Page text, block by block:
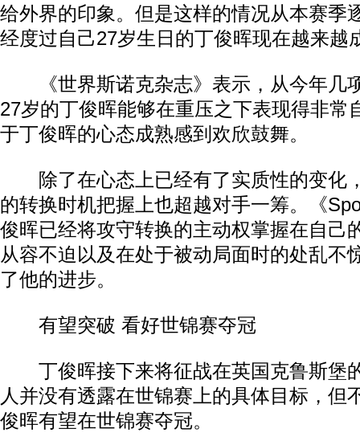
给外界的印象。但是这样的情况从本赛季
经度过自己27岁生日的丁俊晖现在越来越
《世界斯诺克杂志》表示，从今年几
27岁的丁俊晖能够在重压之下表现得非常
于丁俊晖的心态成熟感到欢欣鼓舞。
除了在心态上已经有了实质性的变化
的转换时机把握上也超越对手一筹。《
俊晖已经将攻守转换的主动权掌握在自己
从容不迫以及在处于被动局面时的处乱不
了他的进步。
有望突破 看好世锦赛夺冠
丁俊晖接下来将征战在英国克鲁斯堡
人并没有透露在世锦赛上的具体目标，但
俊晖有望在世锦赛夺冠。